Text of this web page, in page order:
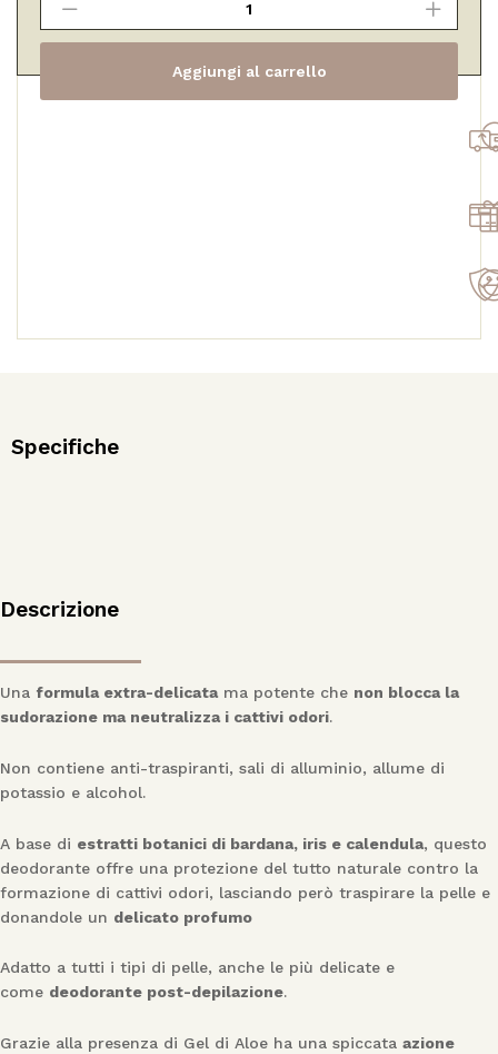
Fresh
-
Bardana
Calendula
Aggiungi al carrello
Specifiche
Descrizione
Una formula extra-delicatama potente che non blocca la
sudorazione ma neutralizza i cattivi odori.
Non contiene anti-traspiranti, sali di alluminio, allume di
potassio e alcohol.
A base di estratti botanici di bardana, iris e calendula, questo
deodorante offre una protezione del tutto naturale contro la
formazione di cattivi odori, lasciando però traspirare la pelle e
donandole un delicato profumo
Adatto a tutti i tipi di pelle, anche le più delicate e
come deodorante post-depilazione.
Grazie alla presenza di Gel di Aloe ha una spiccata azione